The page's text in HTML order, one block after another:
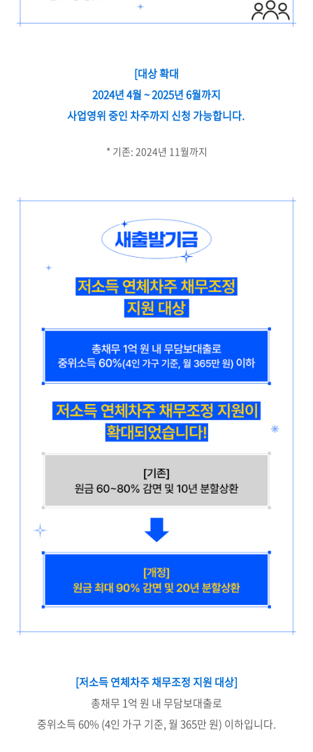
[대상 확대
2024년 4월 ~ 2025년 6월까지
사업영위 중인 차주까지 신청 가능합니다.
* 기존: 2024년 11월까지
[저소득 연체차주 채무조정 지원 대상]
총채무 1억 원 내 무담보대출로
중위소득 60% (4인 가구 기준, 월 365만 원) 이하입니다.